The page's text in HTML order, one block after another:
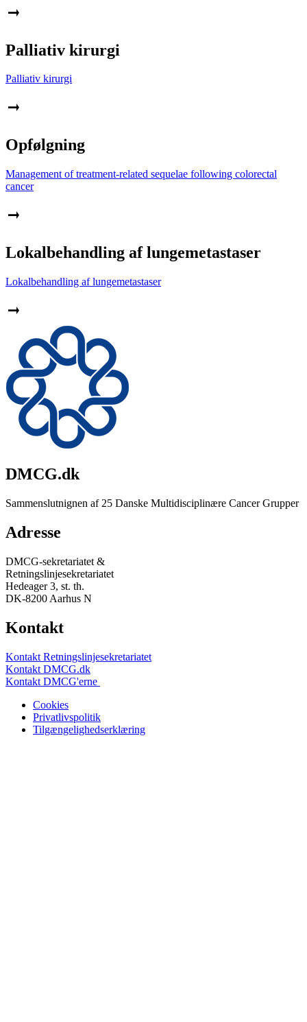
Palliativ kirurgi
Palliativ kirurgi
Opfølgning
Management of treatment-related sequelae following colorectal
cancer
Lokalbehandling af lungemetastaser
Lokalbehandling af lungemetastaser
DMCG.dk
Sammenslutnignen af 25 Danske Multidisciplinære Cancer Grupper
Adresse
DMCG-sekretariatet &
Retningslinjesekretariatet
Hedeager 3, st. th.
DK-8200 Aarhus N
Kontakt
Kontakt Retningslinjesekretariatet
Kontakt DMCG.dk
Kontakt DMCG'erne
Cookies
Privatlivspolitik
Tilgængelighedserklæring